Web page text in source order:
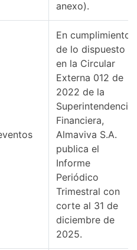
anexo).
En cumplimiento
de lo dispuesto
en la Circular
Externa 012 de
2022 de la
Superintendencia
Financiera,
Almaviva S.A.
publica el
Informe
Periódico
Trimestral con
corte al 31 de
diciembre de
2025.